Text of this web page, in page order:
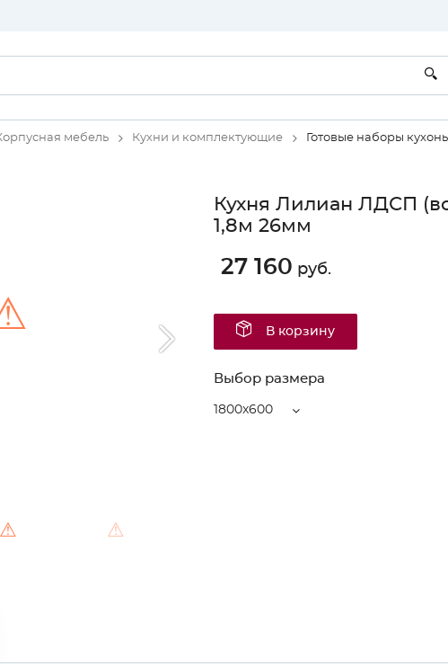
мебель Кухни и комплектующие Готовые наборы кухонь
⚠ ⚠
⚠
Кухня Лилиан ЛДСП
1,8м 26мм
27 160 руб.
В корзину
Выбор размера
1800x600